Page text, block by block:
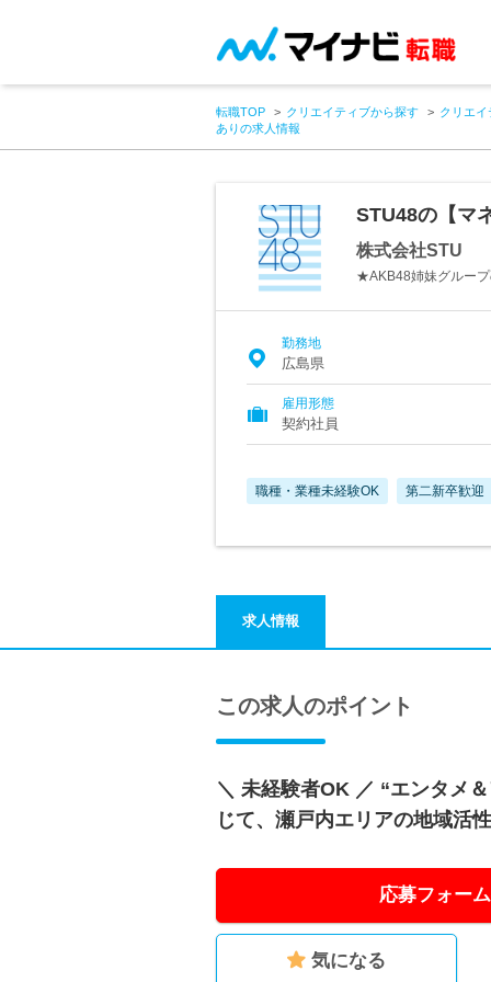
転職TOP クリエイティブから探す
クリエイ
ありの求人情報
STU48の【マ
株式会社STU
★AKB48姉妹グルー
勤務地
広島県
雇用形態
契約社員
職種・業種未経験OK 第二新卒歓迎
求人情報
この求人のポイント
＼ 未経験者OK ／ “エンタメ
じて、瀬戸内エリアの地域活
応募フォー
気になる